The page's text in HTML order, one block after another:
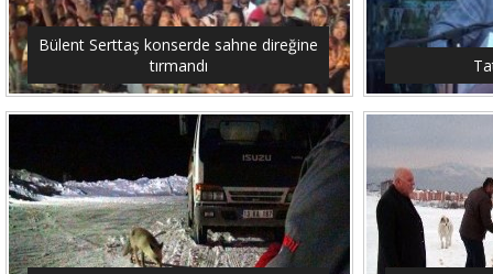
Bülent Serttaş konserde sahne direğine
tırmandı